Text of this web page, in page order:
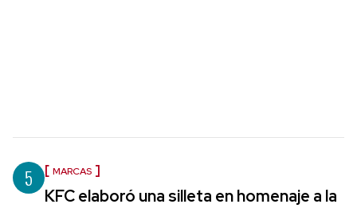
5 MARCAS
KFC elaboró una silleta en homenaje a la